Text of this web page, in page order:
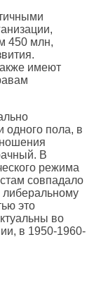
450 млн,
имеют
одного пола, в
В
режима
совпадало
либеральному
это
во
в 1950-1960-